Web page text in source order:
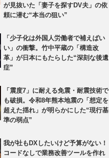
が見抜いた「妻子を探すDV夫」の依
頼に潜む“本当の狙い”
「少子化は外国人労働者で補えばい
い」の衝撃。竹中平蔵の「構造改
革」が日本にもたらした“深刻な後遺
症”
「震度7」に耐える免震・耐震技術で
も破損。令和8年熊本地震の「想定を
超えた揺れ」が明らかにした“現行基
準の弱点”
我が社もDXしたいけど予算がない！
コードなしで業務改善ツールを作れ